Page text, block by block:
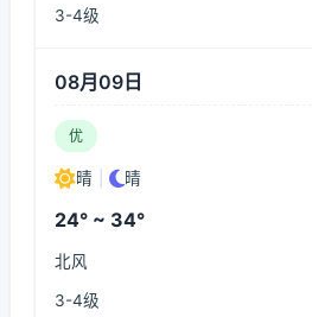
3-4级
08月09日
优
晴 晴
24° ~ 34°
北风
3-4级